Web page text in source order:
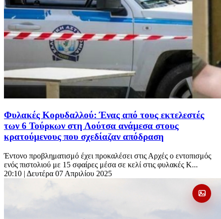
Φυλακές Κορυδαλλού: Ένας από τους εκτελεστές
των 6 Τούρκων στη Λούτσα ανάμεσα στους
κρατούμενους που σχεδίαζαν απόδραση
Έντονο προβληματισμό έχει προκαλέσει στις Αρχές ο εντοπισμός
ενός πιστολιού με 15 σφαίρες μέσα σε κελί στις φυλακές Κ...
20:10 | Δευτέρα 07 Απριλίου 2025